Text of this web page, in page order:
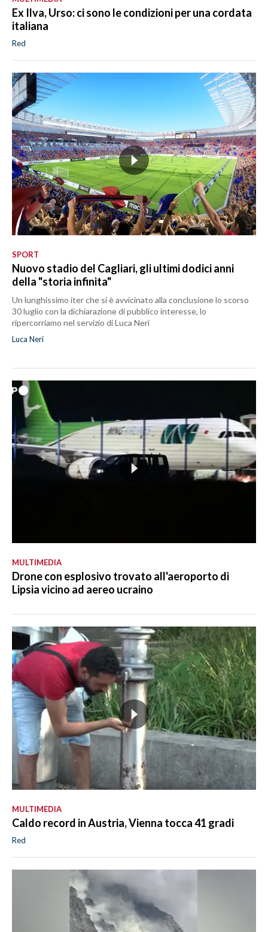
Ex Ilva, Urso: ci sono le condizioni per una cordata
italiana
Red
SPORT
Nuovo stadio del Cagliari, gli ultimi dodici anni
della "storia infinita"
Un lunghissimo iter che si è avvicinato alla conclusione lo scorso
30 luglio con la dichiarazione di pubblico interesse, lo
ripercorriamo nel servizio di Luca Neri
Luca Neri
MULTIMEDIA
Drone con esplosivo trovato all'aeroporto di
Lipsia vicino ad aereo ucraino
MULTIMEDIA
Caldo record in Austria, Vienna tocca 41 gradi
Red